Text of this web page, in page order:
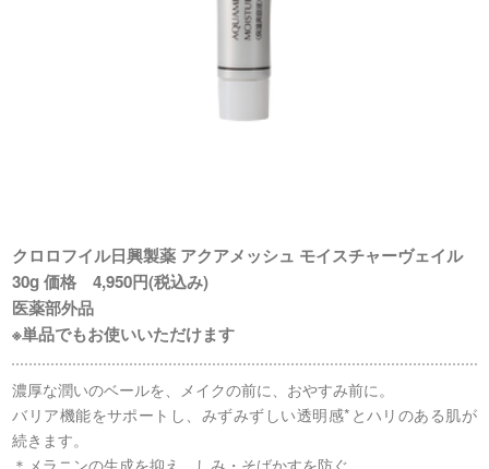
クロロフイル日興製薬 アクアメッシュ モイスチャーヴェイル
30g 価格 4,950円(税込み)
医薬部外品
※単品でもお使いいただけます
濃厚な潤いのベールを、メイクの前に、おやすみ前に。
バリア機能をサポートし、みずみずしい透明感*とハリのある肌が
続きます。
＊メラニンの生成を抑え、しみ・そばかすを防ぐ。